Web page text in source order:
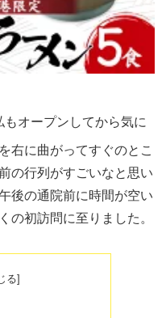
もオープンしてから気に
右に曲がってすぐのとこ
の行列がすごいなと思い
後の通院前に時間が空い
の初訪問に至りました。